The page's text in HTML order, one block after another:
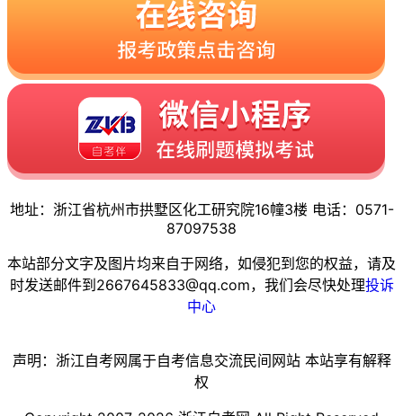
地址：浙江省杭州市拱墅区化工研究院16幢3楼 电话：0571-
87097538
本站部分文字及图片均来自于网络，如侵犯到您的权益，请及
时发送邮件到2667645833@qq.com，我们会尽快处理投诉
中心
声明：浙江自考网属于自考信息交流民间网站 本站享有解释
权